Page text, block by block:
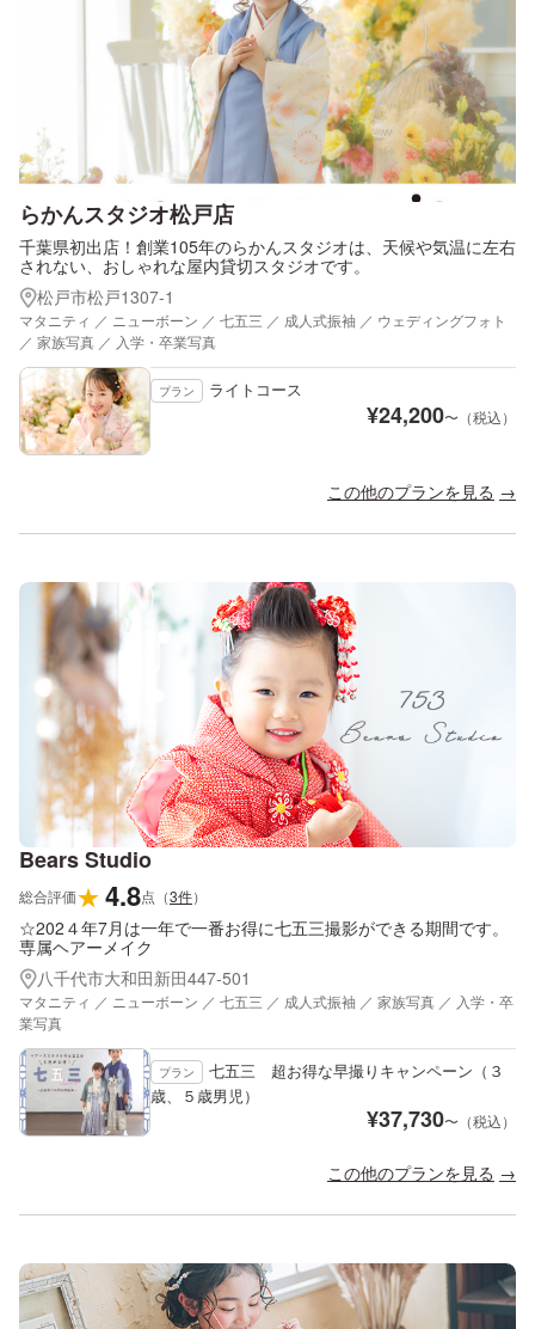
らかんスタジオ松戸店
千葉県初出店！創業105年のらかんスタジオは、天候や気温に左右
されない、おしゃれな屋内貸切スタジオです。
松戸市松戸1307-1
マタニティ ／ ニューボーン ／ 七五三 ／ 成人式振袖 ／ ウェディングフォト
／ 家族写真 ／ 入学・卒業写真
プラン ライトコース
¥24,200〜（税込）
この他のプランを見る
Bears Studio
総合評価★4.8点 （3件）
☆202４年7月は一年で一番お得に七五三撮影ができる期間です。
専属ヘアーメイク
八千代市大和田新田447-501
マタニティ ／ ニューボーン ／ 七五三 ／ 成人式振袖 ／ 家族写真 ／ 入学・卒
業写真
プラン
七五三 超お得な早撮りキャンペーン（３
歳、５歳男児）
¥37,730〜（税込）
この他のプランを見る